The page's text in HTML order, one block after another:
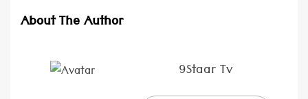
About The Author
9Staar Tv